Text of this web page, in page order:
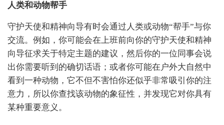
人类和动物帮手
守护天使和精神向导有时会通过人类或动物“帮手”与你
交流。例如，你可能会在上班前向你的守护天使和精神
向导征求关于特定主题的建议，然后你的一位同事会说
出你需要听到的确切话语；或者你可能在户外大自然中
看到一种动物，它不但不害怕你还似乎非常吸引你的注
意力，所以你查找该动物的象征性，并发现它对你具有
某种重要意义。